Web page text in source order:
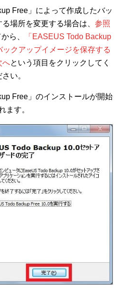
Free」によって作成したバッ
場所を変更する場合は、 参照
ら、
「EASEUS Todo Backup
クアップイメージを保存する
へという項目をクリックしてく
さい。
Free」のインストールが開始
ます。